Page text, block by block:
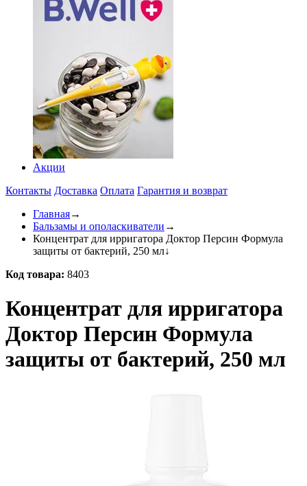
Акции
Контакты Доставка Оплата Гарантия и возврат
Главная→
Бальзамы и ополаскиватели →
Концентрат для ирригатора Доктор Персин Формула
защиты от бактерий, 250 мл↓
Код товара: 8403
Концентрат для ирригатора
Доктор Персин Формула
защиты от бактерий, 250 мл